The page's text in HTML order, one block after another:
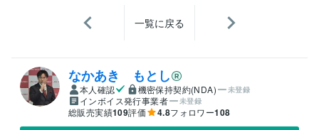
一覧に戻る
なかあき もとし
本人確認 機密保持契約(NDA) 未登録
インボイス発行事業者 未登録
総販売実績109評価 4.8フォロワー108